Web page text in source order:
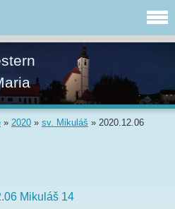
» 2020 » sv. Mikuláš » 2020.12.06
Mikuláš 14